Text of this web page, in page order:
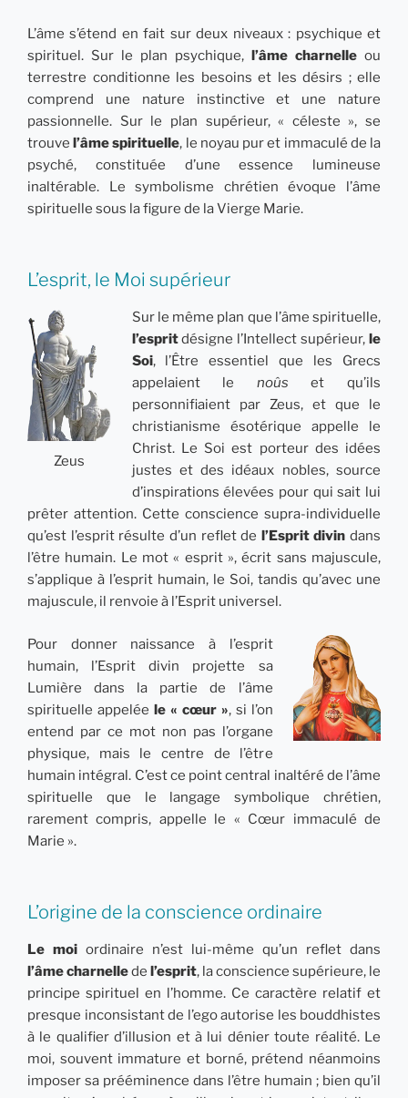
L’âme s’étend en fait sur deux niveaux : psychique et
spirituel. Sur le plan psychique, l’âme charnelle ou
terrestre conditionne les besoins et les désirs ; elle
comprend une nature instinctive et une nature
passionnelle. Sur le plan supérieur, « céleste », se
trouvel’âme spirituelle, le noyau pur et immaculé de la
psyché, constituée d’une essence lumineuse
inaltérable. Le symbolisme chrétien évoque l’âme
spirituelle sous la figure de la Vierge Marie.
L’esprit, le Moi supérieur
Zeus
Sur le même plan que l’âme spirituelle,
l’espritdésigne l’Intellect supérieur, le
Soi, l’Être essentiel que les Grecs
appelaient le noûs et qu’ils
personnifiaient par Zeus, et que le
christianisme ésotérique appelle le
Christ. Le Soi est porteur des idées
justes et des idéaux nobles, source
d’inspirations élevées pour qui sait lui
prêter attention. Cette conscience supra-individuelle
qu’est l’esprit résulte d’un reflet de l’Esprit divin dans
l’être humain. Le mot « esprit », écrit sans majuscule,
s’applique à l’esprit humain, le Soi, tandis qu’avec une
majuscule, il renvoie à l’Esprit universel.
Pour donner naissance à l’esprit
humain, l’Esprit divin projette sa
Lumière dans la partie de l’âme
spirituelle appelée le « cœur », si l’on
entend par ce mot non pas l’organe
physique, mais le centre de l’être
humain intégral. C’est ce point central inaltéré de l’âme
spirituelle que le langage symbolique chrétien,
rarement compris, appelle le « Cœur immaculé de
Marie ».
L’origine de la conscience ordinaire
Le moi ordinaire n’est lui-même qu’un reflet dans
l’âme charnellede l’esprit, la conscience supérieure, le
principe spirituel en l’homme. Ce caractère relatif et
presque inconsistant de l’ego autorise les bouddhistes
à le qualifier d’illusion et à lui dénier toute réalité. Le
moi, souvent immature et borné, prétend néanmoins
imposer sa prééminence dans l’être humain ; bien qu’il